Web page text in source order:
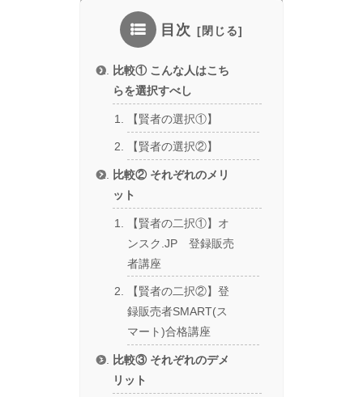
目次
比較① こんな人はこち
らを選択すべし
【賢者の選択①】
【賢者の選択②】
比較② それぞれのメリ
ット
【賢者の二択①】オ
ンスク.JP 登録販売
者講座
【賢者の二択②】登
録販売者SMART(ス
マート)合格講座
比較③ それぞれのデメ
リット